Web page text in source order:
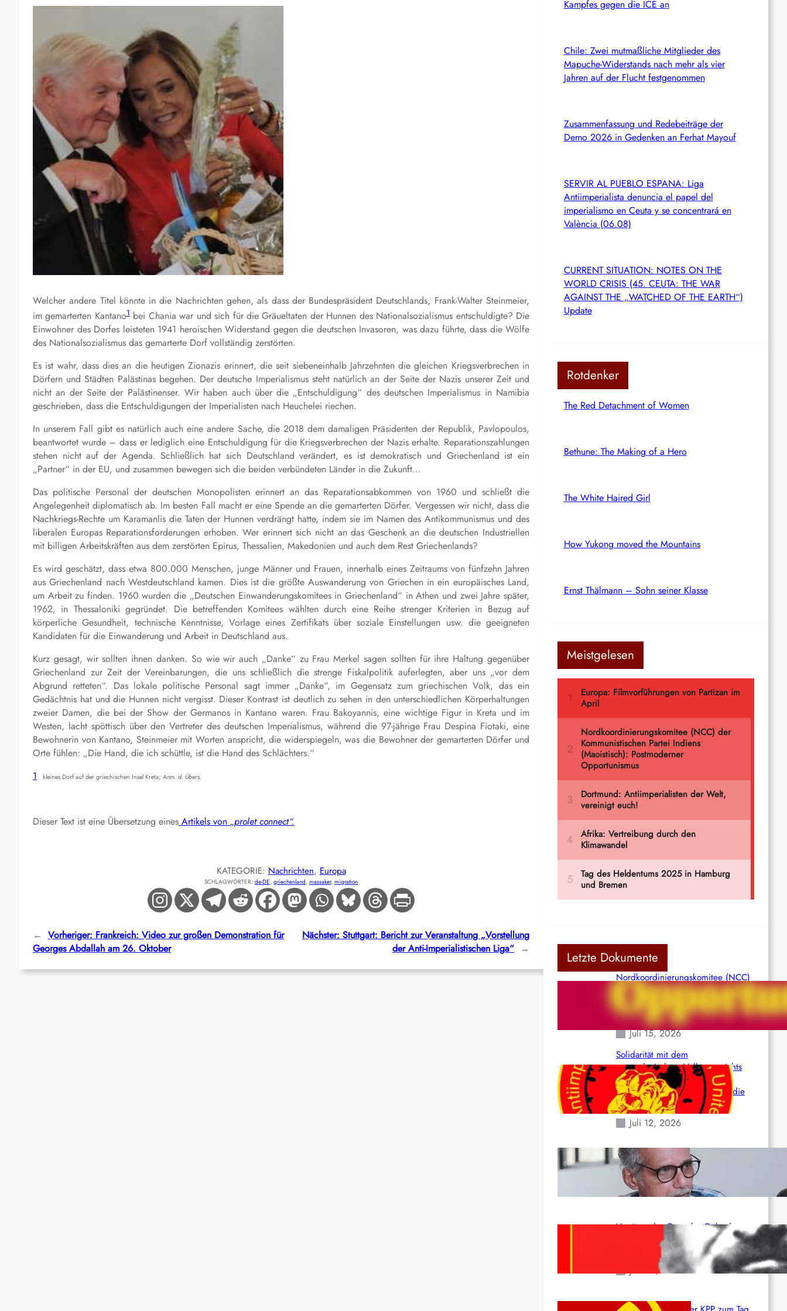
Welcher andere Titel könnte in die Nachrichten gehen, als dass der Bundespräsident Deutschlands, Frank-Walter Steinmeier,
im gemarterten Kantano1bei Chania war und sich für die Gräueltaten der Hunnen des Nationalsozialismus entschuldigte? Die
Einwohner des Dorfes leisteten 1941 heroischen Widerstand gegen die deutschen Invasoren, was dazu führte, dass die Wölfe
des Nationalsozialismus das gemarterte Dorf vollständig zerstörten.
Es ist wahr, dass dies an die heutigen Zionazis erinnert, die seit siebeneinhalb Jahrzehnten die gleichen Kriegsverbrechen in
Dörfern und Städten Palästinas begehen. Der deutsche Imperialismus steht natürlich an der Seite der Nazis unserer Zeit und
nicht an der Seite der Palästinenser. Wir haben auch über die „Entschuldigung“ des deutschen Imperialismus in Namibia
geschrieben, dass die Entschuldigungen der Imperialisten nach Heuchelei riechen.
In unserem Fall gibt es natürlich auch eine andere Sache, die 2018 dem damaligen Präsidenten der Republik, Pavlopoulos,
beantwortet wurde – dass er lediglich eine Entschuldigung für die Kriegsverbrechen der Nazis erhalte. Reparationszahlungen
stehen nicht auf der Agenda. Schließlich hat sich Deutschland verändert, es ist demokratisch und Griechenland ist ein
„Partner“ in der EU, und zusammen bewegen sich die beiden verbündeten Länder in die Zukunft…
Das politische Personal der deutschen Monopolisten erinnert an das Reparationsabkommen von 1960 und schließt die
Angelegenheit diplomatisch ab. Im besten Fall macht er eine Spende an die gemarterten Dörfer. Vergessen wir nicht, dass die
Nachkriegs-Rechte um Karamanlis die Taten der Hunnen verdrängt hatte, indem sie im Namen des Antikommunismus und des
liberalen Europas Reparationsforderungen erhoben. Wer erinnert sich nicht an das Geschenk an die deutschen Industriellen
mit billigen Arbeitskräften aus dem zerstörten Epirus, Thessalien, Makedonien und auch dem Rest Griechenlands?
Es wird geschätzt, dass etwa 800.000 Menschen, junge Männer und Frauen, innerhalb eines Zeitraums von fünfzehn Jahren
aus Griechenland nach Westdeutschland kamen. Dies ist die größte Auswanderung von Griechen in ein europäisches Land,
um Arbeit zu finden. 1960 wurden die „Deutschen Einwanderungskomitees in Griechenland“ in Athen und zwei Jahre später,
1962, in Thessaloniki gegründet. Die betreffenden Komitees wählten durch eine Reihe strenger Kriterien in Bezug auf
körperliche Gesundheit, technische Kenntnisse, Vorlage eines Zertifikats über soziale Einstellungen usw. die geeigneten
Kandidaten für die Einwanderung und Arbeit in Deutschland aus.
Kurz gesagt, wir sollten ihnen danken. So wie wir auch „Danke“ zu Frau Merkel sagen sollten für ihre Haltung gegenüber
Griechenland zur Zeit der Vereinbarungen, die uns schließlich die strenge Fiskalpolitik auferlegten, aber uns „vor dem
Abgrund retteten“. Das lokale politische Personal sagt immer „Danke“, im Gegensatz zum griechischen Volk, das ein
Gedächtnis hat und die Hunnen nicht vergisst. Dieser Kontrast ist deutlich zu sehen in den unterschiedlichen Körperhaltungen
zweier Damen, die bei der Show der Germanos in Kantano waren. Frau Bakoyannis, eine wichtige Figur in Kreta und im
Westen, lacht spöttisch über den Vertreter des deutschen Imperialismus, während die 97-jährige Frau Despina Fiotaki, eine
Bewohnerin von Kantano, Steinmeier mit Worten anspricht, die widerspiegeln, was die Bewohner der gemarterten Dörfer und
Orte fühlen: „Die Hand, die ich schüttle, ist die Hand des Schlächters.“
1
kleines Dorf auf der griechischen Insel Kreta; Anm. d. Übers.
Dieser Text ist eine Übersetzung eines Artikels von „prolet connect“.
KATEGORIE: Nachrichten, Europa
SCHLAGWÖRTER: de-DE, griechenland, massaker, migration
← Vorheriger: Frankreich: Video zur großen Demonstration für
Georges Abdallah am 26. Oktober
Nächster: Stuttgart: Bericht zur Veranstaltung „Vorstellung
der Anti-Imperialistischen Liga“ →
Kampfes gegen die ICE an
Chile: Zwei mutmaßliche Mitglieder des
Mapuche-Widerstands nach mehr als vier
Jahren auf der Flucht festgenommen
Zusammenfassung und Redebeiträge der
Demo 2026 in Gedenken an Ferhat Mayouf
SERVIR AL PUEBLO ESPANA: Liga
Antiimperialista denuncia el papel del
imperialismo en Ceuta y se concentrará en
València (06.08)
CURRENT SITUATION: NOTES ON THE
WORLD CRISIS (45. CEUTA: THE WAR
AGAINST THE „WATCHED OF THE EARTH“)
Update
Rotdenker
The Red Detachment of Women
Bethune: The Making of a Hero
The White Haired Girl
How Yukong moved the Mountains
Ernst Thälmann – Sohn seiner Klasse
Meistgelesen
Letzte Dokumente
Nordkoordinierungskomitee (NCC)
der Kommunistischen Partei Indiens
(Maoistisch): Postmoderner
Opportunismus
Juli 15, 2026
Solidarität mit dem
venezolanischem Volk angesichts
der verlorenen Leben und der
katastrophalen Situation durch die
Erdbeben des 24. Juni!
Juli 12, 2026
Indien: „Die Politik der
Kapitulation“ von K. Murali (Ajith)
Juli 1, 2026
Vorsitzender Gonzalo: Gebt das
Leben für die Partei und die
Juni 19, 2026